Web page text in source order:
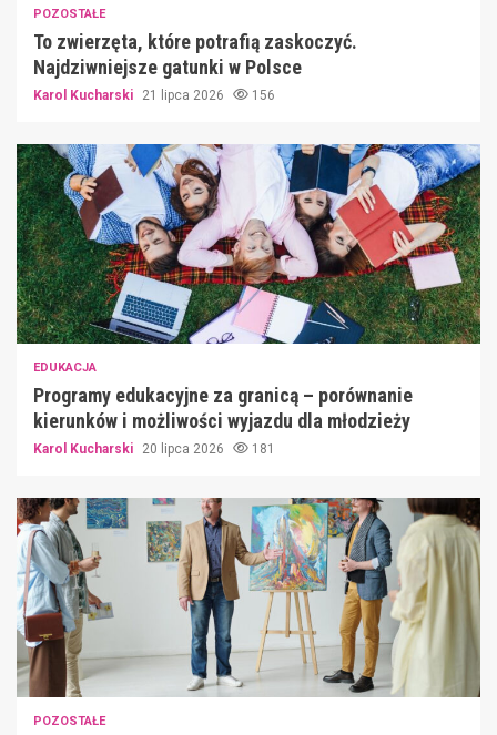
POZOSTAŁE
To zwierzęta, które potrafią zaskoczyć.
Najdziwniejsze gatunki w Polsce
Karol Kucharski 21 lipca 2026 156
EDUKACJA
Programy edukacyjne za granicą – porównanie
kierunków i możliwości wyjazdu dla młodzieży
Karol Kucharski 20 lipca 2026 181
POZOSTAŁE